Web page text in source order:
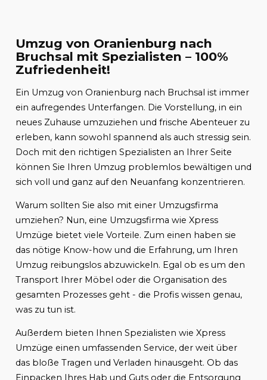
Umzug von Oranienburg nach
Bruchsal mit Spezialisten – 100%
Zufriedenheit!
Ein Umzug von Oranienburg nach Bruchsal ist immer
ein aufregendes Unterfangen. Die Vorstellung, in ein
neues Zuhause umzuziehen und frische Abenteuer zu
erleben, kann sowohl spannend als auch stressig sein.
Doch mit den richtigen Spezialisten an Ihrer Seite
können Sie Ihren Umzug problemlos bewältigen und
sich voll und ganz auf den Neuanfang konzentrieren.
Warum sollten Sie also mit einer Umzugsfirma
umziehen? Nun, eine Umzugsfirma wie Xpress
Umzüge bietet viele Vorteile. Zum einen haben sie
das nötige Know-how und die Erfahrung, um Ihren
Umzug reibungslos abzuwickeln. Egal ob es um den
Transport Ihrer Möbel oder die Organisation des
gesamten Prozesses geht - die Profis wissen genau,
was zu tun ist.
Außerdem bieten Ihnen Spezialisten wie Xpress
Umzüge einen umfassenden Service, der weit über
das bloße Tragen und Verladen hinausgeht. Ob das